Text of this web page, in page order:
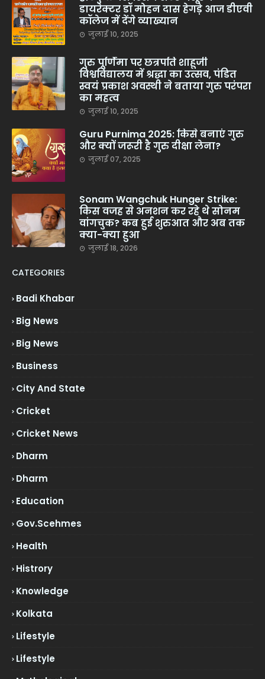
डायरेक्टर डॉ मोहन दास हेगड़े आज डीएवी
कॉलेज में देंगे व्याख्यान
जुलाई 10, 2025
गुरु पूर्णिमा पर छत्रपति शाहूजी
विश्वविद्यालय में श्रद्धा का उत्सव, पंडित
स्वयं प्रकाश अवस्थी ने बताया गुरु परंपरा
का महत्व
जुलाई 10, 2025
Guru Purnima 2025: किसे बनाएं गुरु
और क्यों जरूरी है गुरु दीक्षा लेना?
जुलाई 07, 2025
Sonam Wangchuk Hunger Strike:
किस वजह से अनशन कर रहे थे सोनम
वांगचुक? कब हुई शुरुआत और अब तक
क्या-क्या हुआ
जुलाई 18, 2026
CATEGORIES
Badi Khabar
Big News
Big News
Business
City And State
Cricket
Cricket News
Dharm
Dharm
Education
Gov.scehmes
Health
Histrory
Knowledge
Kolkata
Lifestyle
Lifestyle